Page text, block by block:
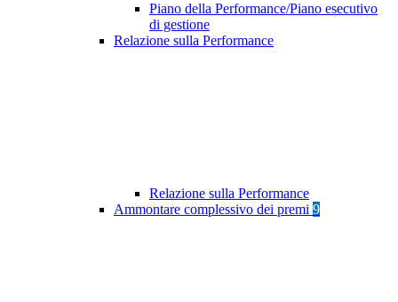
Piano della Performance/Piano esecutivo
di gestione
Relazione sulla Performance
Relazione sulla Performance
Ammontare complessivo dei premi 9